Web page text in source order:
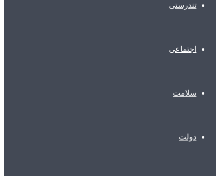
تندرستی
اجتماعی
سلامت
دولت